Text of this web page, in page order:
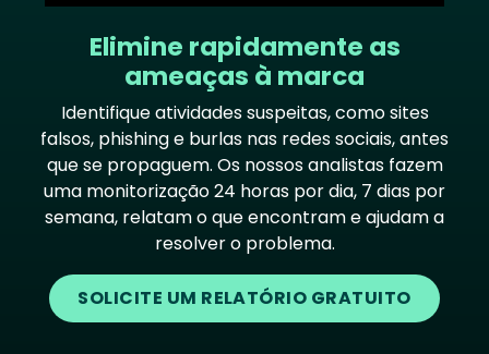
Elimine rapidamente as
ameaças à marca
Identifique atividades suspeitas, como sites
falsos, phishing e burlas nas redes sociais, antes
que se propaguem. Os nossos analistas fazem
uma monitorização 24 horas por dia, 7 dias por
semana, relatam o que encontram e ajudam a
resolver o problema.
SOLICITE UM RELATÓRIO GRATUITO